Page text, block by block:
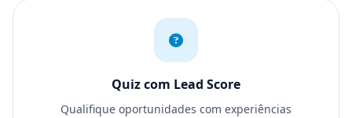
Quiz com Lead Score
Qualifique oportunidades com experiências